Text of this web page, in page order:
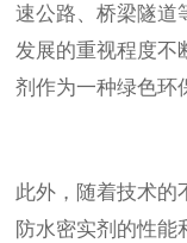
速公路、桥梁隧道
发展的重视程度不
剂作为一种绿色环
此外，随着技术的
防水密实剂的性能